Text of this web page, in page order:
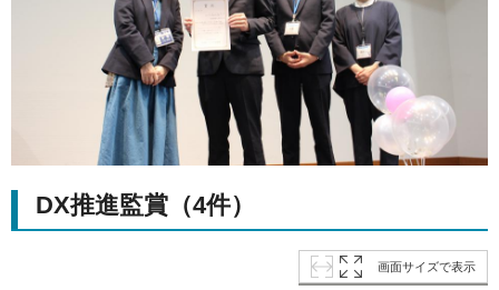
DX推進監賞（4件）
画面サイズで表示